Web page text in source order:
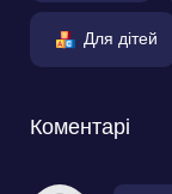
Для дітей
Коментарі